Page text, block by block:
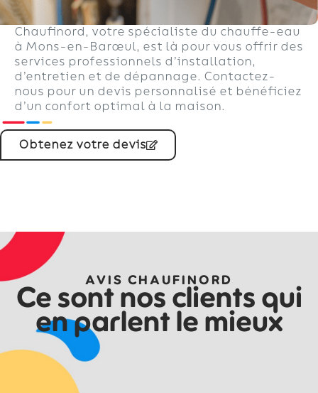
Chaufinord, votre spécialiste du chauffe-eau
à Mons-en-Barœul, est là pour vous offrir des
services professionnels d’installation,
d’entretien et de dépannage. Contactez-
nous pour un devis personnalisé et bénéficiez
d’un confort optimal à la maison.
Obtenez votre devis
AVIS CHAUFINORD
Ce sont nos clients qui
en parlent le mieux